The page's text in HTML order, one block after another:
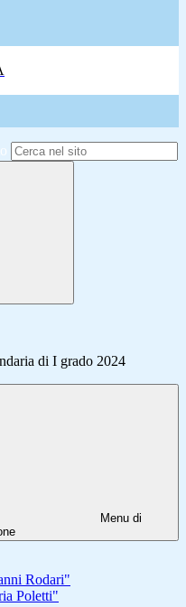
di I grado 2024
Menu di
Rodari"
Poletti"